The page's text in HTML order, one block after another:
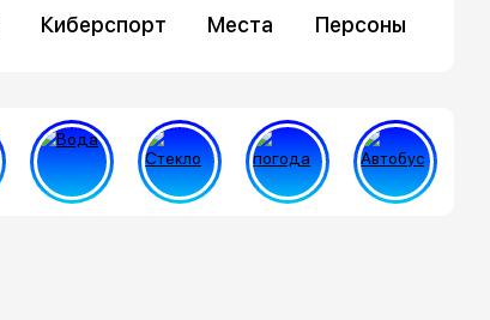
Киберспорт Места Персоны